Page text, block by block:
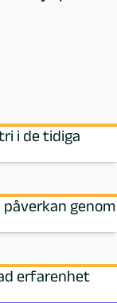
i de tidiga
påverkan genom
erfarenhet